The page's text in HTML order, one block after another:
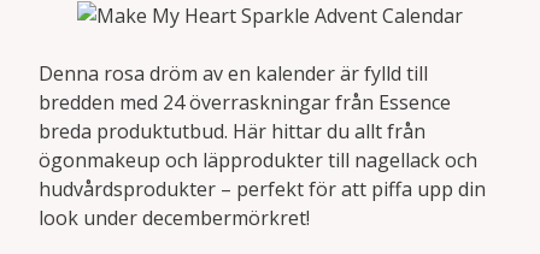
Denna rosa dröm av en kalender är fylld till
bredden med 24 överraskningar från Essence
breda produktutbud. Här hittar du allt från
ögonmakeup och läpprodukter till nagellack och
hudvårdsprodukter – perfekt för att piffa upp din
look under decembermörkret!